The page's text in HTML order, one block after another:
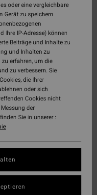
oder eine vergleichbare
Gerät zu speichern
Ihre IP-Adresse) können
Beiträge und Inhalte zu
und Inhalten zu
erfahren, um die
zu verbessern. Sie
die Ihrer
oder sich
Cookies nicht
der
Sie in unserer :